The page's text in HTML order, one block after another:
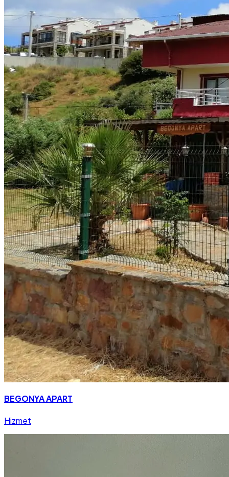
BEGONYA APART
Hizmet